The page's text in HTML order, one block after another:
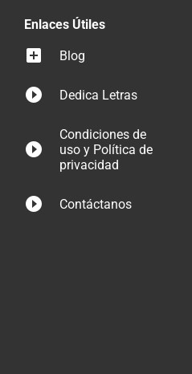
Enlaces Útiles
Blog
Dedica Letras
Condiciones de
uso y Política de
privacidad
Contáctanos